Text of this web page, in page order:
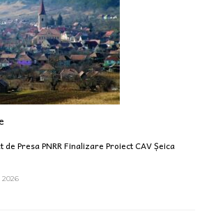
de Presa PNRR Finalizare Proiect CAV Șeica
2026